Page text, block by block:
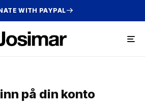
WITH PAYPAL
på din konto